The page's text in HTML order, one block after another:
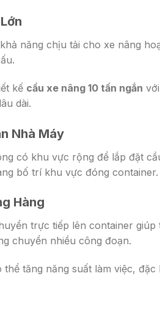
năng chịu tải cho xe nâng
kế cầu xe nâng 10 tấn ngắn
dài.
Nhà Máy
có khu vực rộng để lắp đặt
bố trí khu vực đóng container.
Hàng
trực tiếp lên container
chuyển nhiều công đoạn.
tăng năng suất làm việc,